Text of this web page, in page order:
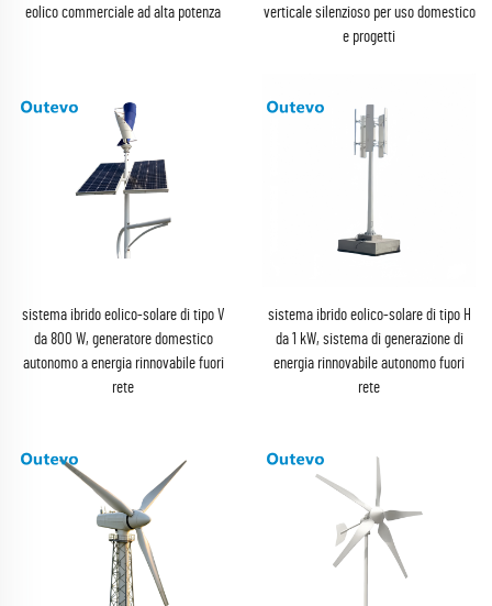
eolico commerciale ad alta potenza
verticale silenzioso per uso domestico
e progetti
sistema ibrido eolico-solare di tipo V
da 800 W, generatore domestico
autonomo a energia rinnovabile fuori
rete
sistema ibrido eolico-solare di tipo H
da 1 kW, sistema di generazione di
energia rinnovabile autonomo fuori
rete